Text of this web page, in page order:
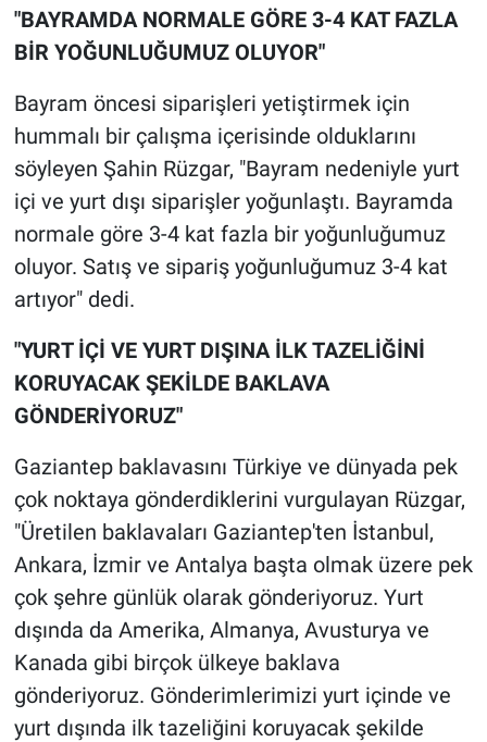
"BAYRAMDA NORMALE GÖRE 3-4 KAT FAZLA
BİR YOĞUNLUĞUMUZ OLUYOR"
Bayram öncesi siparişleri yetiştirmek için
hummalı bir çalışma içerisinde olduklarını
söyleyen Şahin Rüzgar, "Bayram nedeniyle yurt
içi ve yurt dışı siparişler yoğunlaştı. Bayramda
normale göre 3-4 kat fazla bir yoğunluğumuz
oluyor. Satış ve sipariş yoğunluğumuz 3-4 kat
artıyor" dedi.
"YURT İÇİ VE YURT DIŞINA İLK TAZELİĞİNİ
KORUYACAK ŞEKİLDE BAKLAVA
GÖNDERİYORUZ"
Gaziantep baklavasını Türkiye ve dünyada pek
çok noktaya gönderdiklerini vurgulayan Rüzgar,
"Üretilen baklavaları Gaziantep'ten İstanbul,
Ankara, İzmir ve Antalya başta olmak üzere pek
çok şehre günlük olarak gönderiyoruz. Yurt
dışında da Amerika, Almanya, Avusturya ve
Kanada gibi birçok ülkeye baklava
gönderiyoruz. Gönderimlerimizi yurt içinde ve
yurt dışında ilk tazeliğini koruyacak şekilde